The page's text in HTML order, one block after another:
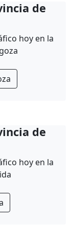
de
hoy en la
de
hoy en la